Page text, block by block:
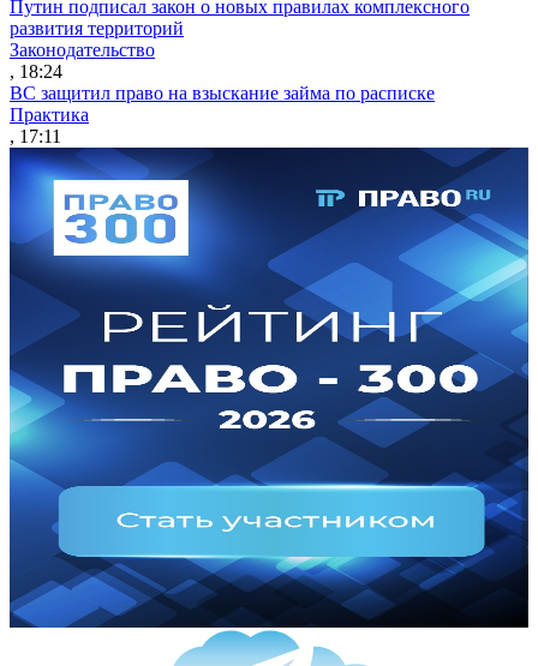
Путин подписал закон о новых правилах комплексного
развития территорий
Законодательство
, 18:24
ВС защитил право на взыскание займа по расписке
Практика
, 17:11